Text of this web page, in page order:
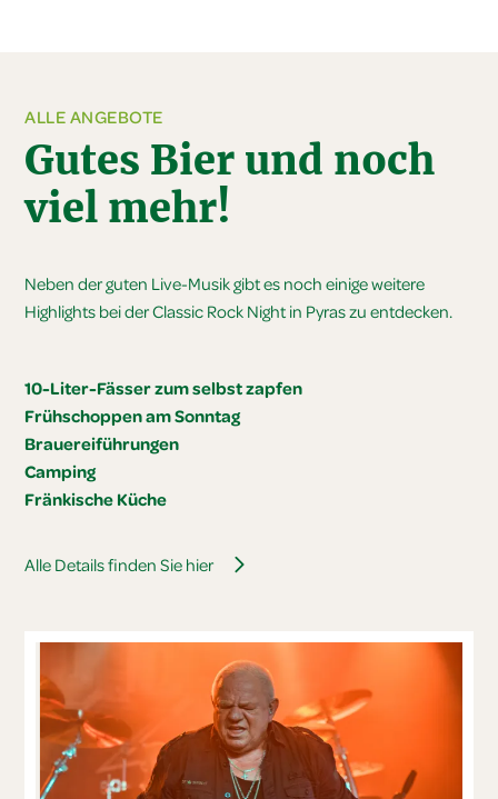
ALLE ANGEBOTE
Gutes Bier und noch
viel mehr!
Neben der guten Live-Musik gibt es noch einige weitere
Highlights bei der Classic Rock Night in Pyras zu entdecken.
10-Liter-Fässer zum selbst zapfen
Frühschoppen am Sonntag
Brauereiführungen
Camping
Fränkische Küche
Alle Details finden Sie hier